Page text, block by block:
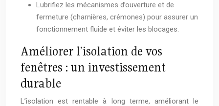
Lubrifiez les mécanismes d’ouverture et de
fermeture (charnières, crémones) pour assurer un
fonctionnement fluide et éviter les blocages.
Améliorer l’isolation de vos
fenêtres : un investissement
durable
L’isolation est rentable à long terme, améliorant le